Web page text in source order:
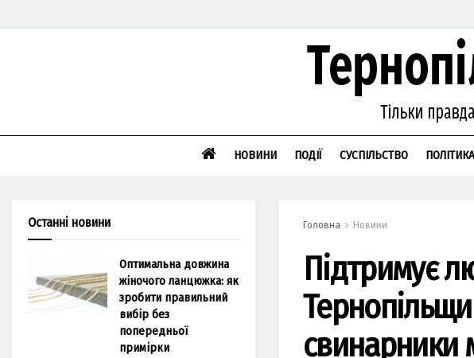
НОВИНИ ПОДІЇ СУСПІЛЬСТВО ПОЛІТИКА
Головна Новини
Підтримує
свинарники
Останні новини
Оптимальна довжина
жіночого ланцюжка: як
зробити правильний
вибір без
попередньої
примірки